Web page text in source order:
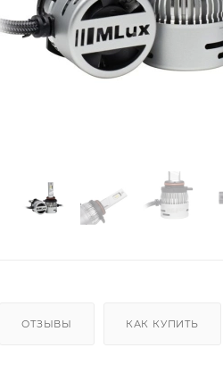
ОТЗЫВЫ КАК КУПИТЬ